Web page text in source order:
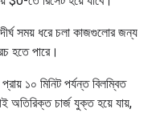
সময় ধরে চলা কাজগুলোর জন্য
হতে পারে।
১০ মিনিট পর্যন্ত বিলম্বিত
অতিরিক্ত চার্জ যুক্ত হয়ে যায়,